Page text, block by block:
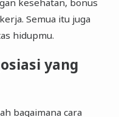
kesehatan, bonus
Semua itu juga
hidupmu.
yang
bagaimana cara